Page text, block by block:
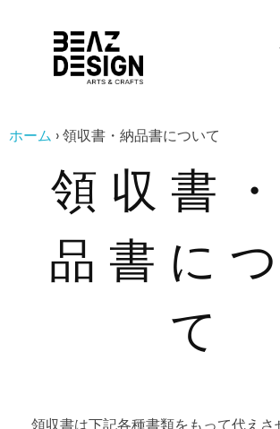
ビーズ・デザイン
ホーム ›領収書・納品書について
領収書
品書に
て